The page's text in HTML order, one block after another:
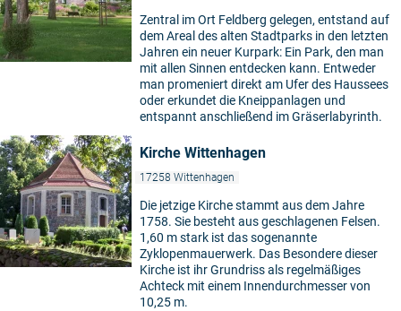
Zentral im Ort Feldberg gelegen, entstand auf
dem Areal des alten Stadtparks in den letzten
Jahren ein neuer Kurpark: Ein Park, den man
mit allen Sinnen entdecken kann. Entweder
man promeniert direkt am Ufer des Haussees
oder erkundet die Kneippanlagen und
entspannt anschließend im Gräserlabyrinth.
Kirche Wittenhagen
17258 Wittenhagen
Die jetzige Kirche stammt aus dem Jahre
1758. Sie besteht aus geschlagenen Felsen.
1,60 m stark ist das sogenannte
Zyklopenmauerwerk. Das Besondere dieser
Kirche ist ihr Grundriss als regelmäßiges
Achteck mit einem Innendurchmesser von
10,25 m.